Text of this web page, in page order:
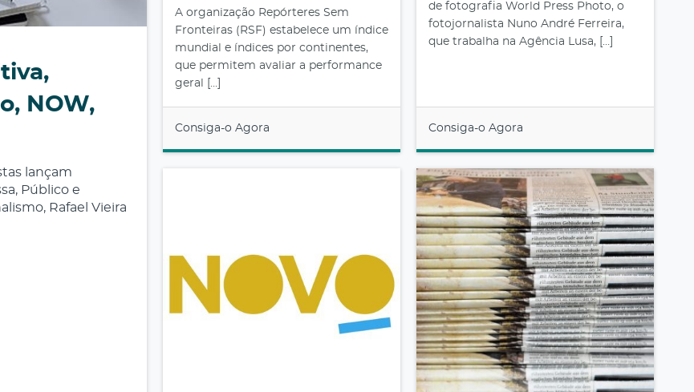
NOW,
lançam
Público e
Rafael Vieira
A organização Repórteres Sem
Fronteiras (RSF) estabelece um índice
mundial e índices por continentes,
que permitem avaliar a performance
geral […]
Consiga-o Agora
de fotografia World Press Photo, o
fotojornalista Nuno André Ferreira,
que trabalha na Agência Lusa, […]
Consiga-o Agora